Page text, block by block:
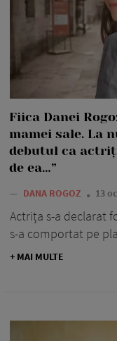
Fiica Danei
mamei sale. La
debutul ca
de ea…”
— DANA ROGOZ 13
Actrița s-a declarat
s-a comportat pe
+ MAI MULTE